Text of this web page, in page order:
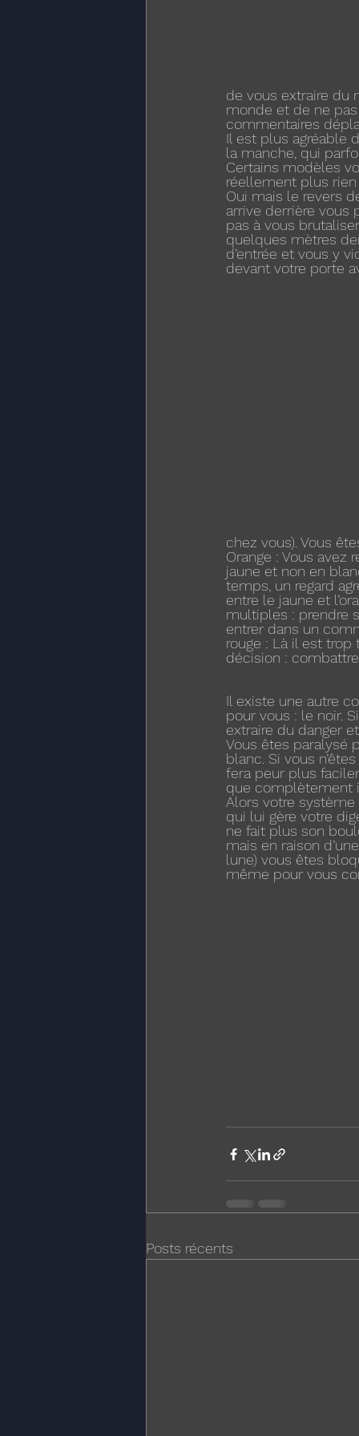
de vous extraire du
monde et de ne
commentaires
Il est plus agréable
la manche, qui
Certains modèles
réellement plus rien
Oui mais le revers
arrive derrière vous
pas à vous
quelques mètres
d’entrée et vous y
devant votre porte
chez vous). Vous
Orange : Vous
jaune et non en
temps, un regard
entre le jaune et
multiples : prendre
entrer dans un
rouge : Là il est trop
décision :
Il existe une autre
pour vous : le noir.
extraire du danger
Vous êtes paralysé
blanc. Si vous
fera peur plus
que complètement
Alors votre
qui lui gère votre
ne fait plus son
mais en raison
lune) vous êtes
même pour vous
Posts récents